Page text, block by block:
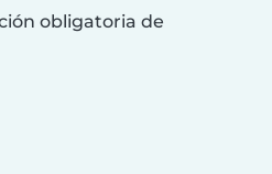
obligatoria de